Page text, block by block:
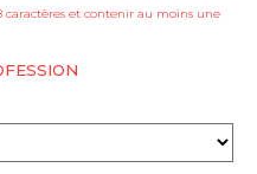
et contenir au moins une